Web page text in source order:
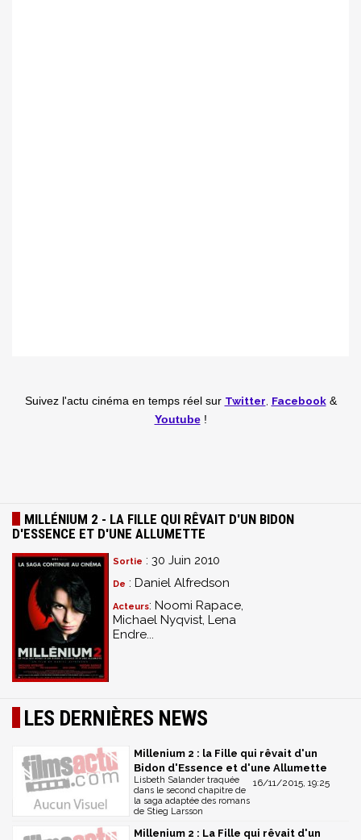
Suivez l'actu cinéma en temps réel sur Twitter Facebook&
Youtube!
MILLÉNIUM 2 - LA FILLE QUI RÊVAIT D'UN BIDON
D'ESSENCE ET D'UNE ALLUMETTE
Sortie : 30 Juin 2010
De : Daniel Alfredson
Acteurs: Noomi Rapace,
Michael Nyqvist, Lena
Endre...
LES DERNIÈRES NEWS
Millenium 2 : la Fille qui rêvait d'un
Bidon d'Essence et d'une Allumette
16/11/2015, 19:25
Lisbeth Salander traquée
dans le second chapitre de
la saga adaptée des romans
de Stieg Larsson
Millenium 2 : La Fille qui rêvait d'un